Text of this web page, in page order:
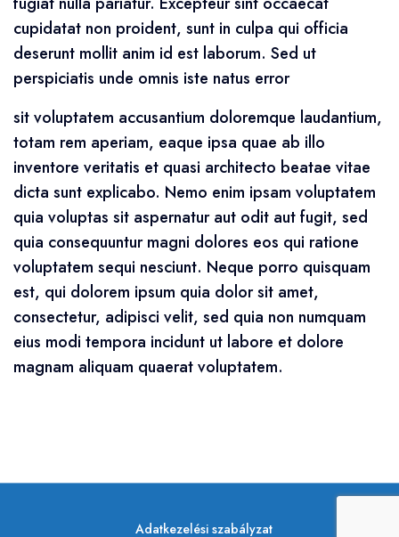
cupidatat non proident, sunt in culpa qui officia
deserunt mollit anim id est laborum. Sed ut
perspiciatis unde omnis iste natus error
sit voluptatem accusantium doloremque laudantium,
totam rem aperiam, eaque ipsa quae ab illo
inventore veritatis et quasi architecto beatae vitae
dicta sunt explicabo. Nemo enim ipsam voluptatem
quia voluptas sit aspernatur aut odit aut fugit, sed
quia consequuntur magni dolores eos qui ratione
voluptatem sequi nesciunt. Neque porro quisquam
est, qui dolorem ipsum quia dolor sit amet,
consectetur, adipisci velit, sed quia non numquam
eius modi tempora incidunt ut labore et dolore
magnam aliquam quaerat voluptatem.
Adatkezelési szabályzat